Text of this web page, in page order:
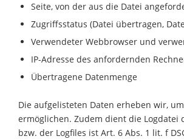
Seite, von der aus die Datei
Zugriffsstatus (Datei übertragen,
Verwendeter Webbrowser und
IP-Adresse des anfordernden
Übertragene Datenmenge
Die aufgelisteten Daten erheben wir,
ermöglichen. Zudem dient die
bzw. der Logfiles ist Art. 6 Abs. 1 lit. f